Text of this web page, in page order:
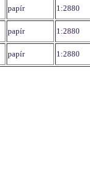
papír 1:2880
papír 1:2880
papír 1:2880